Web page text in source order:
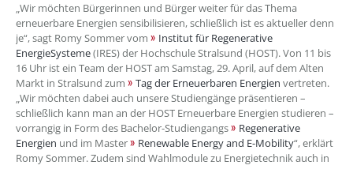
„Wir möchten Bürgerinnen und Bürger weiter für das Thema
erneuerbare Energien sensibilisieren, schließlich ist es aktueller denn
je“, sagt Romy Sommer vom
Institut für Regenerative
EnergieSysteme(IRES) der Hochschule Stralsund (HOST). Von 11 bis
16 Uhr ist ein Team der HOST am Samstag, 29. April, auf dem Alten
Markt in Stralsund zum
Tag der Erneuerbaren Energien vertreten.
„Wir möchten dabei auch unsere Studiengänge präsentieren –
schließlich kann man an der HOST Erneuerbare Energien studieren –
vorrangig in Form des Bachelor-Studiengangs
Regenerative
Energien und im Master Renewable Energy and E-Mobility“, erklärt
Romy Sommer. Zudem sind Wahlmodule zu Energietechnik auch in